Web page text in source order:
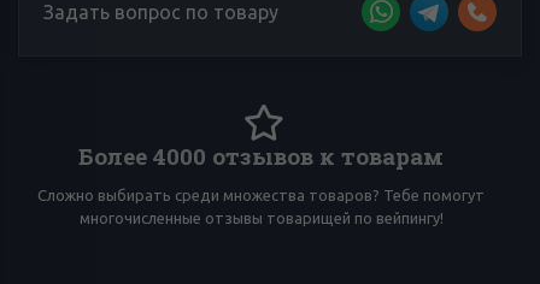
Задать вопрос по товару
Более 4000 отзывов к товарам
Сложно выбирать среди множества товаров? Тебе помогут
многочисленные отзывы товарищей по вейпингу!